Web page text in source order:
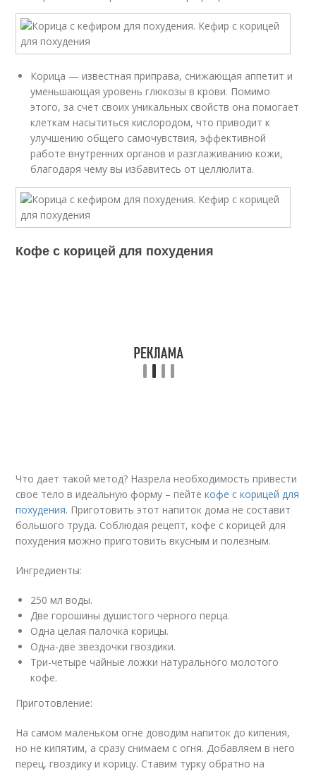
Корица — известная приправа, снижающая аппетит и
уменьшающая уровень глюкозы в крови. Помимо
этого, за счет своих уникальных свойств она помогает
клеткам насытиться кислородом, что приводит к
улучшению общего самочувствия, эффективной
работе внутренних органов и разглаживанию кожи,
благодаря чему вы избавитесь от целлюлита.
Кофе с корицей для похудения
Что дает такой метод? Назрела необходимость привести
свое тело в идеальную форму – пейтекофе с корицей для
похудения. Приготовить этот напиток дома не составит
большого труда. Соблюдая рецепт, кофе с корицей для
похудения можно приготовить вкусным и полезным.
Ингредиенты:
250 мл воды.
Две горошины душистого черного перца.
Одна целая палочка корицы.
Одна-две звездочки гвоздики.
Три-четыре чайные ложки натурального молотого
кофе.
Приготовление:
На самом маленьком огне доводим напиток до кипения,
но не кипятим, а сразу снимаем с огня. Добавляем в него
перец, гвоздику и корицу. Ставим турку обратно на